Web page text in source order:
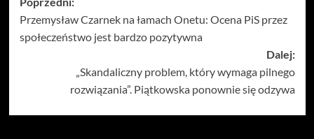
wpisy
Przemysław Czarnek na łamach Onetu: Ocena PiS przez
społeczeństwo jest bardzo pozytywna
Dalej:
„Skandaliczny problem, który wymaga pilnego
rozwiązania”. Piątkowska ponownie się odzywa